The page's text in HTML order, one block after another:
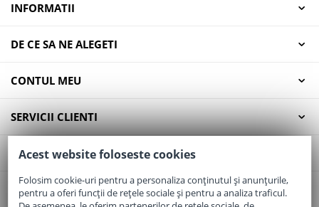
INFORMATII
DE CE SA NE ALEGETI
CONTUL MEU
SERVICII CLIENTI
CONTACT
Email:office@elaptepraf.ro
Acest website foloseste cookies
Folosim cookie-uri pentru a personaliza conținutul și anunțurile,
pentru a oferi funcții de rețele sociale și pentru a analiza traficul.